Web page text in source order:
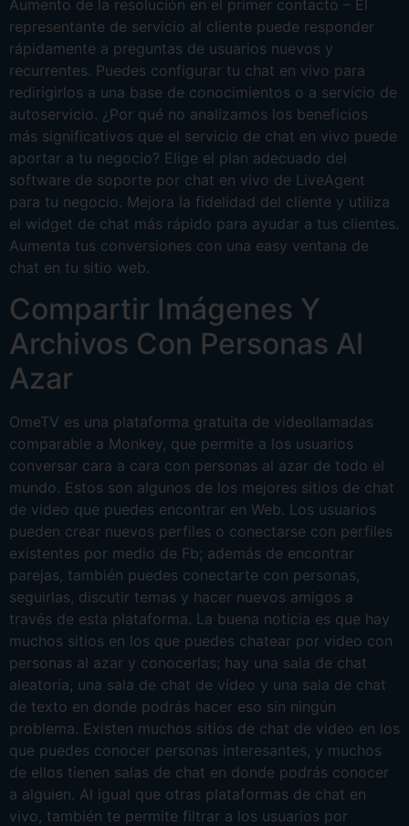
Aumento de la resolución en el primer contacto – El
representante de servicio al cliente puede responder
rápidamente a preguntas de usuarios nuevos y
recurrentes. Puedes configurar tu chat en vivo para
redirigirlos a una base de conocimientos o a servicio de
autoservicio. ¿Por qué no analizamos los beneficios
más significativos que el servicio de chat en vivo puede
aportar a tu negocio? Elige el plan adecuado del
software de soporte por chat en vivo de LiveAgent
para tu negocio. Mejora la fidelidad del cliente y utiliza
el widget de chat más rápido para ayudar a tus clientes.
Aumenta tus conversiones con una easy ventana de
chat en tu sitio web.
Compartir Imágenes Y
Archivos Con Personas Al
Azar
OmeTV es una plataforma gratuita de videollamadas
comparable a Monkey, que permite a los usuarios
conversar cara a cara con personas al azar de todo el
mundo. Estos son algunos de los mejores sitios de chat
de video que puedes encontrar en Web. Los usuarios
pueden crear nuevos perfiles o conectarse con perfiles
existentes por medio de Fb; además de encontrar
parejas, también puedes conectarte con personas,
seguirlas, discutir temas y hacer nuevos amigos a
través de esta plataforma. La buena noticia es que hay
muchos sitios en los que puedes chatear por video con
personas al azar y conocerlas; hay una sala de chat
aleatoria, una sala de chat de video y una sala de chat
de texto en donde podrás hacer eso sin ningún
problema. Existen muchos sitios de chat de video en los
que puedes conocer personas interesantes, y muchos
de ellos tienen salas de chat en donde podrás conocer
a alguien. Al igual que otras plataformas de chat en
vivo, también te permite filtrar a los usuarios por